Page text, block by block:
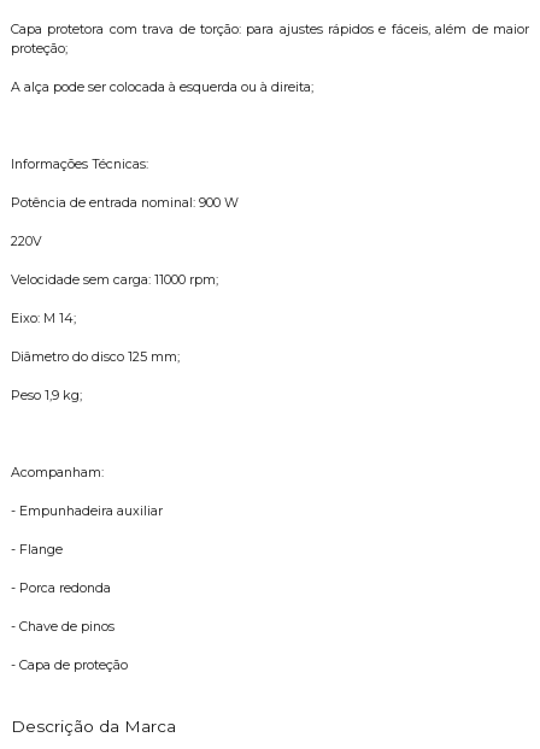
Capa protetora com trava de torção: para ajustes rápidos e fáceis, além de maior
proteção;
A alça pode ser colocada à esquerda ou à direita;
Informações Técnicas:
Potência de entrada nominal: 900 W
220V
Velocidade sem carga: 11000 rpm;
Eixo: M 14;
Diâmetro do disco 125 mm;
Peso 1,9 kg;
Acompanham:
- Empunhadeira auxiliar
- Flange
- Porca redonda
- Chave de pinos
- Capa de proteção
Descrição da Marca